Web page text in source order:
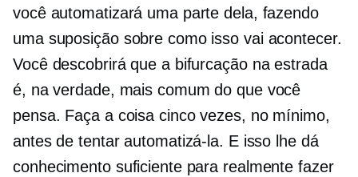
você automatizará uma parte dela, fazendo
uma suposição sobre como isso vai acontecer.
Você descobrirá que a bifurcação na estrada
é, na verdade, mais comum do que você
pensa. Faça a coisa cinco vezes, no mínimo,
antes de tentar automatizá-la. E isso lhe dá
conhecimento suficiente para realmente fazer